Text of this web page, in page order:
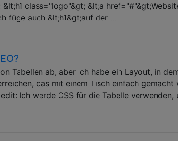
class="logo"&gt; &lt;a
füge auch &lt;h1&gt;auf der …
Tabellen ab, aber ich habe ein Layout, in
das mit einem Tisch einfach gemacht
Ich werde CSS für die Tabelle verwenden,